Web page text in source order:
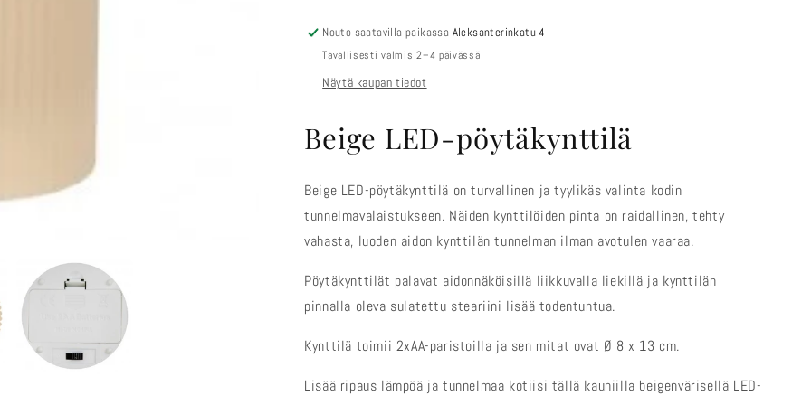
Nouto saatavilla paikassa Aleksanterinkatu 4
Tavallisesti valmis 2–4 päivässä
Näytä kaupan tiedot
Beige LED-pöytäkynttilä
Beige LED-pöytäkynttilä on turvallinen ja tyylikäs valinta kodin
tunnelmavalaistukseen. Näiden kynttilöiden pinta on raidallinen, tehty
vahasta, luoden aidon kynttilän tunnelman ilman avotulen vaaraa.
Pöytäkynttilät palavat aidonnäköisillä liikkuvalla liekillä ja kynttilän
pinnalla oleva sulatettu steariini lisää todentuntua.
Kynttilä toimii 2xAA-paristoilla ja sen mitat ovat Ø 8 x 13 cm.
Lisää ripaus lämpöä ja tunnelmaa kotiisi tällä kauniilla beigenvärisellä LED-